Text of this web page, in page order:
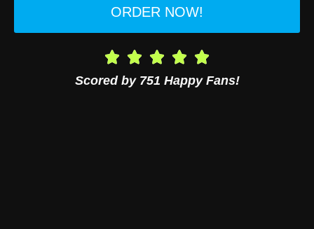
ORDER NOW!
Scored by 751 Happy Fans!